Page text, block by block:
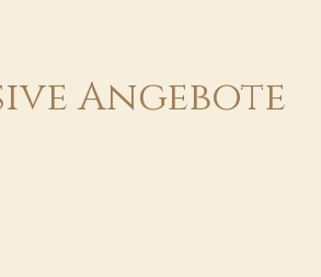
Angebote